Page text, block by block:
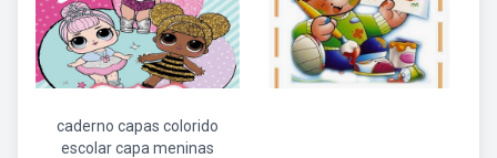
caderno capas colorido
escolar capa meninas